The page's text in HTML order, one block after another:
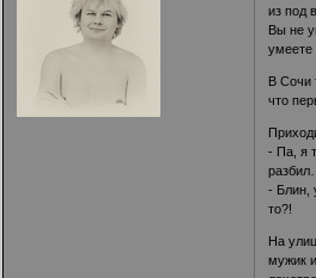
из под
Вы не
умеете
В Сочи
что
- Па, я
разбил…
- Блин,
то?!
На
мужик